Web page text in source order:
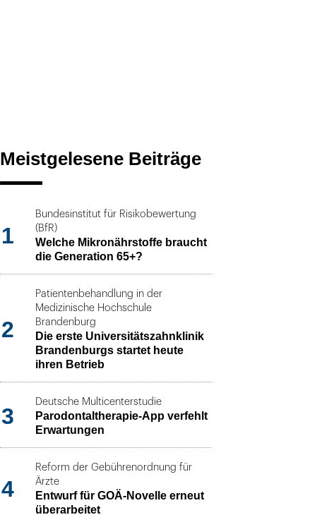
Meistgelesene Beiträge
1
Bundesinstitut für Risikobewertung
(BfR)
Welche Mikronährstoffe braucht
die Generation 65+?
2
Patientenbehandlung in der
Medizinische Hochschule
Brandenburg
Die erste Universitätszahnklinik
Brandenburgs startet heute
ihren Betrieb
3
Deutsche Multicenterstudie
Parodontaltherapie-App verfehlt
Erwartungen
4
Reform der Gebührenordnung für
Ärzte
Entwurf für GOÄ-Novelle erneut
überarbeitet